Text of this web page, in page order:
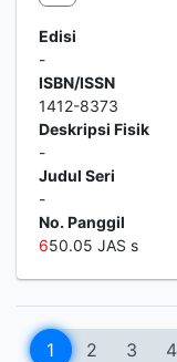
Edisi
-
ISBN/ISSN
1412-8373
Deskripsi Fisik
-
Judul Seri
-
No. Panggil
650.05 JAS s
1 2 3 4